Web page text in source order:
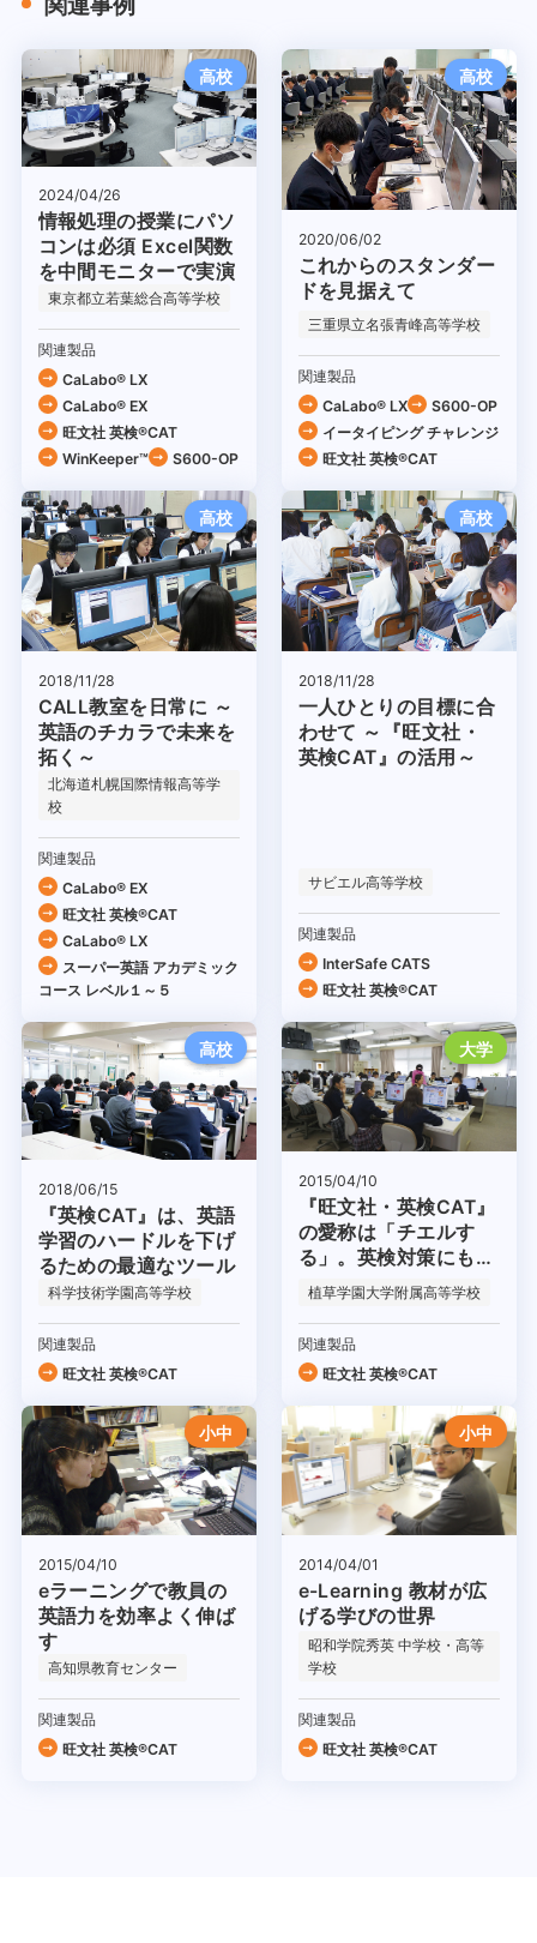
高校
2024/04/26
情報処理の授業にパソ
コンは必須 Excel関数
を中間モニターで実演
東京都立若葉総合高等学校
関連製品
CaLabo® LX
CaLabo® EX
旺文社 英検®CAT
WinKeeper™
S600-OP
高校
2020/06/02
これからのスタンダー
ドを見据えて
三重県立名張青峰高等学校
関連製品
CaLabo® LX
S600-OP
イータイピング チャレンジ
旺文社 英検®CAT
高校
2018/11/28
CALL教室を日常に ～
英語のチカラで未来を
拓く～
北海道札幌国際情報高等学
校
関連製品
CaLabo® EX
旺文社 英検®CAT
CaLabo® LX
スーパー英語 アカデミック
コース レベル１～５
高校
2018/11/28
一人ひとりの目標に合
わせて ～『旺文社・
英検CAT』の活用～
サビエル高等学校
関連製品
InterSafe CATS
旺文社 英検®CAT
高校
2018/06/15
『英検CAT』は、英語
学習のハードルを下げ
るための最適なツール
科学技術学園高等学校
関連製品
旺文社 英検®CAT
大学
2015/04/10
『旺文社・英検CAT』
の愛称は「チエルす
る」。英検対策にも通
常授業にも大活躍！
植草学園大学附属高等学校
関連製品
旺文社 英検®CAT
小中
2015/04/10
eラーニングで教員の
英語力を効率よく伸ば
す
高知県教育センター
関連製品
旺文社 英検®CAT
小中
2014/04/01
e-Learning 教材が広
げる学びの世界
昭和学院秀英 中学校・高等
学校
関連製品
旺文社 英検®CAT